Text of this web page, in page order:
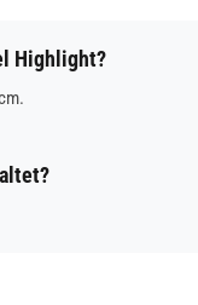
Highlight?